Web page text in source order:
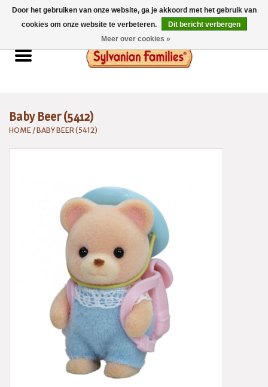
0 Artikelen - €0,00
Home
Catalogus 2026
Baby Beer (5412)
HOME /BABY BEER (5412)
Door het gebruiken van onze website, ga je akkoord met het gebruik van
cookies om onze website te verbeteren.
Dit bericht verbergen
Meer over cookies »